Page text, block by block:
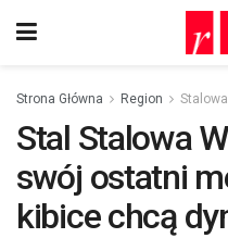
Strona Główna Region
Stal Stalowa
swój ostatni
kibice chcą